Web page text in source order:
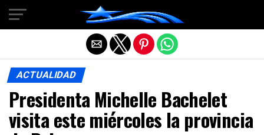
ACTUALIDAD
Presidenta Michelle Bachelet
visita este miércoles la provincia
Salir de la versión móvil